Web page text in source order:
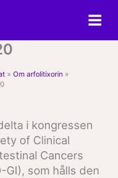
» Om arfolitixorin »
i kongressen
of Clinical
Cancers
GI), som hålls den